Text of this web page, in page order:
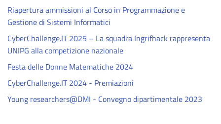
Riapertura ammissioni al Corso in Programmazione e
Gestione di Sistemi Informatici
CyberChallenge.IT 2025 – La squadra Ingrifhack rappresenta
UNIPG alla competizione nazionale
Festa delle Donne Matematiche 2024
CyberChallenge.IT 2024 - Premiazioni
Young researchers@DMI - Convegno dipartimentale 2023